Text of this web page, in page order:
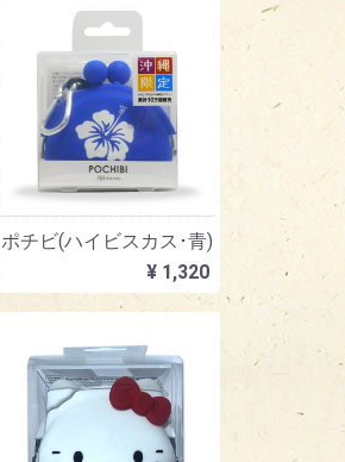
ポチビ(ハイビスカス･青)
¥ 1,320